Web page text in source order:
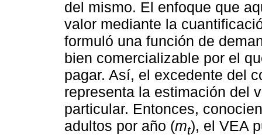
del mismo. El enfoque que
valor mediante la
formuló una función de
bien comercializable por el
pagar. Así, el excedente del
representa la estimación del
particular. Entonces,
adultos por año (mt), el VEA